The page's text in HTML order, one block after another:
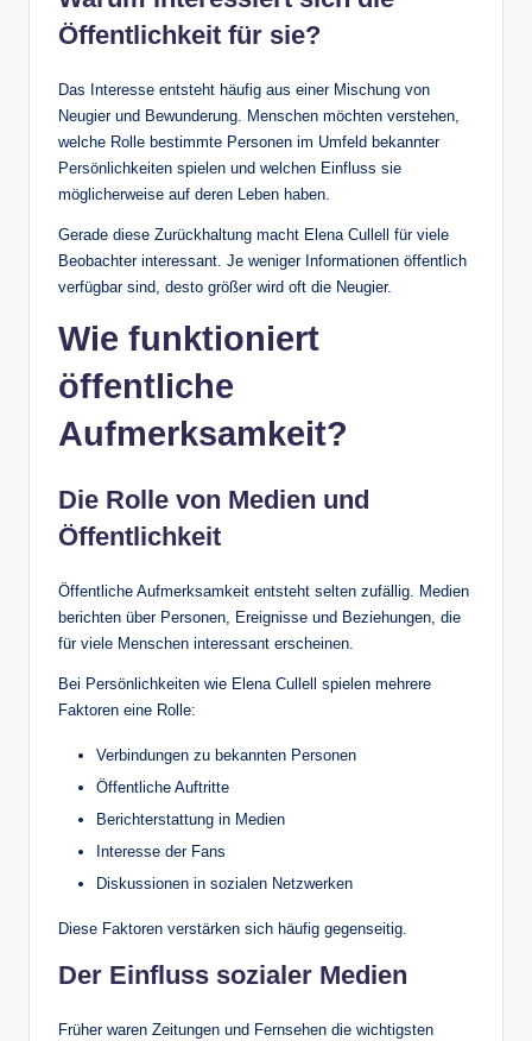
Öffentlichkeit für sie?
Das Interesse entsteht häufig aus einer Mischung von
Neugier und Bewunderung. Menschen möchten verstehen,
welche Rolle bestimmte Personen im Umfeld bekannter
Persönlichkeiten spielen und welchen Einfluss sie
möglicherweise auf deren Leben haben.
Gerade diese Zurückhaltung macht Elena Cullell für viele
Beobachter interessant. Je weniger Informationen öffentlich
verfügbar sind, desto größer wird oft die Neugier.
Wie funktioniert
öffentliche
Aufmerksamkeit?
Die Rolle von Medien und
Öffentlichkeit
Öffentliche Aufmerksamkeit entsteht selten zufällig. Medien
berichten über Personen, Ereignisse und Beziehungen, die
für viele Menschen interessant erscheinen.
Bei Persönlichkeiten wie Elena Cullell spielen mehrere
Faktoren eine Rolle:
Verbindungen zu bekannten Personen
Öffentliche Auftritte
Berichterstattung in Medien
Interesse der Fans
Diskussionen in sozialen Netzwerken
Diese Faktoren verstärken sich häufig gegenseitig.
Der Einfluss sozialer Medien
Früher waren Zeitungen und Fernsehen die wichtigsten